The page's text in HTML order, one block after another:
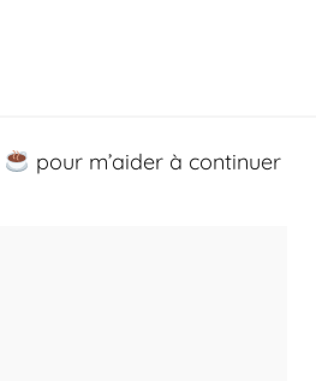
pour m’aider à continuer